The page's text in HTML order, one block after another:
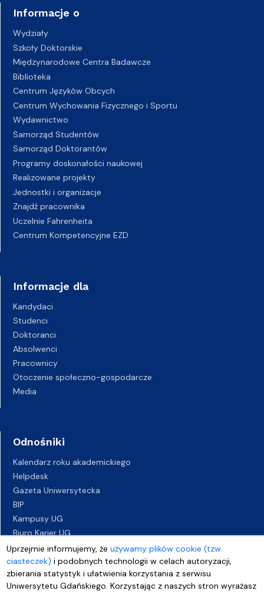
Uprzejmie informujemy, żeużywamy plików cookie (tzw.
ciasteczek) i podobnych technologii w celach autoryzacji,
zbierania statystyk i ułatwienia korzystania z serwisu
Uniwersytetu Gdańskiego. Korzystając z naszych stron wyrażasz
Informacje o
Wydziały
Szkoły Doktorskie
Międzynarodowe Centra Badawcze
Biblioteka
Centrum Języków Obcych
Centrum Wychowania Fizycznego i Sportu
Wydawnictwo
Samorząd Studentów
Samorząd Doktorantów
Programy doskonałości naukowej
Realizowane projekty
Jednostki i organizacje
Znajdź pracownika
Uczelnie Fahrenheita
Centrum Kompetencyjne EZD
Informacje dla
Kandydaci
Studenci
Doktoranci
Absolwenci
Pracownicy
Otoczenie społeczno-gospodarcze
Media
Odnośniki
Kalendarz roku akademickiego
Helpdesk
Gazeta Uniwersytecka
BIP
Kampusy UG
Biuro Karier UG
Oferty pracy
Deklaracja dostępności